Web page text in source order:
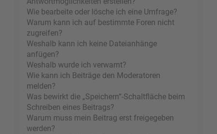
Wie bearbeite oder lösche ich eine Umfrage?
Warum kann ich auf bestimmte Foren nicht
zugreifen?
Weshalb kann ich keine Dateianhänge
anfügen?
Weshalb wurde ich verwarnt?
Wie kann ich Beiträge den Moderatoren
melden?
Was bewirkt die „Speichern“-Schaltfläche beim
Schreiben eines Beitrags?
Warum muss mein Beitrag erst freigegeben
werden?